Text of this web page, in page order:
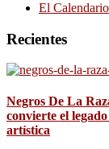
El
Recientes
Negros De La
convierte el
artística